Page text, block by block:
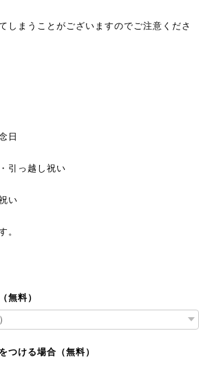
しまうことがございますのでご注意くださ
日
引っ越し祝い
い
。
無料）
つける場合（無料）